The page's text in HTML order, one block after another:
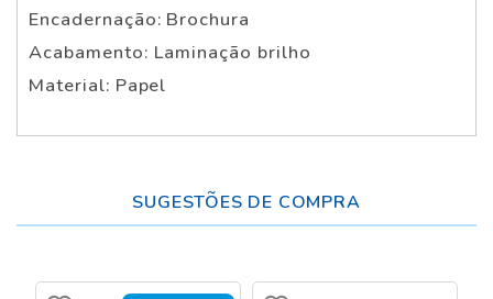
Encadernação: Brochura
Acabamento: Laminação brilho
Material: Papel
SUGESTÕES DE COMPRA